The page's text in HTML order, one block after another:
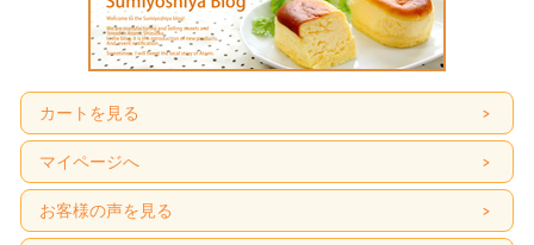
カートを見る
マイページへ
お客様の声を見る